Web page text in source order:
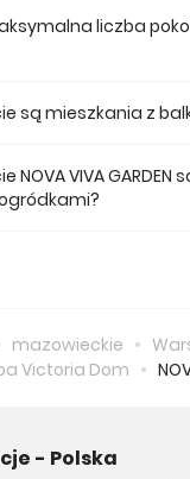
64,5, natomiast
liczba
są mieszkania z
NOVA VIVA GARDEN
mazowieckie
Victoria Dom
- Polska